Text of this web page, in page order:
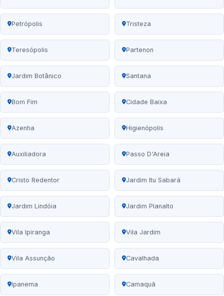
Petrópolis Tristeza
Teresópolis Partenon
Jardim Botânico Santana
Bom Fim Cidade Baixa
Azenha Higienópolis
Auxiliadora Passo D'Areia
Cristo Redentor Jardim Itu Sabará
Jardim Lindóia Jardim Planalto
Vila Ipiranga Vila Jardim
Vila Assunção Cavalhada
Ipanema Camaquã